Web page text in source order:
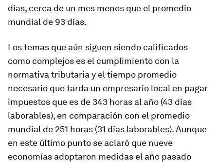
días, cerca de un mes menos que el promedio
mundial de 93 días.
Los temas que aún siguen siendo calificados
como complejos es el cumplimiento con la
normativa tributaria y el tiempo promedio
necesario que tarda un empresario local en pagar
impuestos que es de 343 horas al año (43 días
laborables), en comparación con el promedio
mundial de 251 horas (31 días laborables). Aunque
en este último punto se aclaró que nueve
economías adoptaron medidas el año pasado